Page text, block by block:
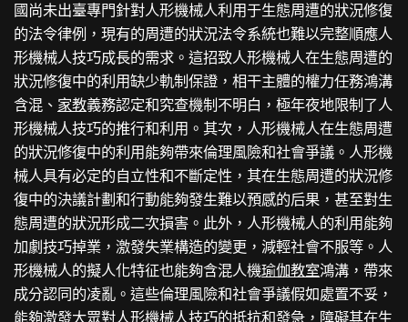
國尚未出臺專門針對人形機械人利用于生態周遭的狀況修復
的法令律例，現有的周遭的狀況法令系統也難以完整順應人
形機械人技巧成長的需求。這招致人形機械人在生態周遭的
狀況修復中的利用缺少軌制保證，相干主體的權力任務鴻溝
含混、 家教義務認定和究查機制不明白，極年夜地限制了人
形機械人技巧的推行和利用。其次，人形機械人在生態周遭
的狀況修復中的利用能夠帶來倫理風險和社會爭議。人形機
械人具有必定的自立性和不斷定性，其在生態周遭的狀況修
復中的決議計劃和行動能夠發生難以預感的后果，甚至對生
態周遭的狀況形成二次損害。此外，人形機械人的利用能夠
加劇技巧掉業，激發失業構造的變更，減輕社會不服等。人
形機械人的擬人化特征也能夠含混人機瑜伽教室鴻溝，帶來
成分認同的凌亂。這些倫理風險和社會爭議假如處置不妥，
能夠激發大眾對人形機械人技巧的抵抗和發急，障礙其在生